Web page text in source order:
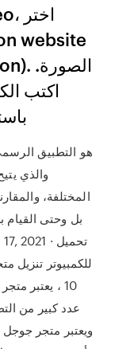
website
اكتب
المختلفة،
بل وحتى
10 ، يعتبر
عدد كبير من
ويعتبر متجر